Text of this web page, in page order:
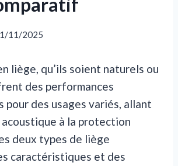
11/2025
liège, qu’ils soient naturels ou
des performances
pour des usages variés, allant
à la protection
deux types de liège
caractéristiques et des